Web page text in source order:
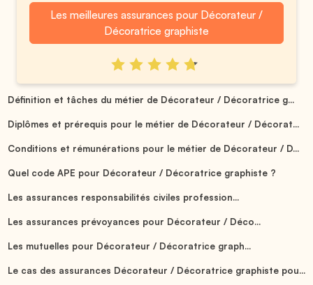
Les meilleures assurances pour Décorateur /
Décoratrice graphiste
Définition et tâches du métier de Décorateur / Décoratrice g...
Diplômes et prérequis pour le métier de Décorateur / Décorat...
Conditions et rémunérations pour le métier de Décorateur / D...
Quel code APE pour Décorateur / Décoratrice graphiste ?
Les assurances responsabilités civiles profession...
Les assurances prévoyances pour Décorateur / Déco...
Les mutuelles pour Décorateur / Décoratrice graph...
Le cas des assurances Décorateur / Décoratrice graphiste pou...